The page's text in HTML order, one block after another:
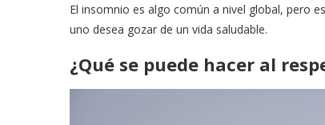
El insomnio es algo común a nivel global, pero
uno desea gozar de un vida saludable.
¿Qué se puede hacer al